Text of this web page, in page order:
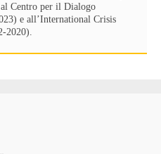
Centro per il Dialogo
e all’International Crisis
2020).